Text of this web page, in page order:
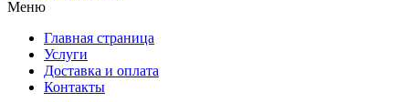
Меню
Главная страница
Услуги
Доставка и оплата
Контакты